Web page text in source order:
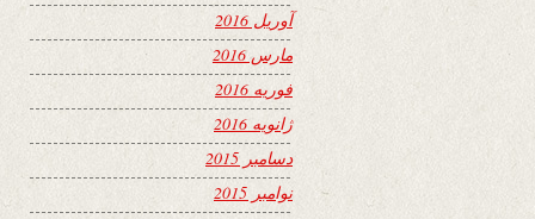
آوریل 2016
مارس 2016
فوریه 2016
ژانویه 2016
دسامبر 2015
نوامبر 2015